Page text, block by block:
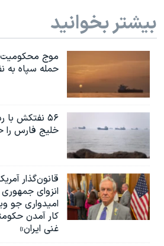
اسرائیل در جنگ
همایش محافظه‌کاران آمریکا «سی‌پک»
صفحه‌های ویژه
سفر پرزیدنت ترامپ به چین
بیشتر بخوانید
موج
حمله سپاه به
۵۶ نفتکش
خلیج فارس
قانون‌گذار
انزوای جمهوری
امیدواری جو
کار آمدن
غنی ایران»